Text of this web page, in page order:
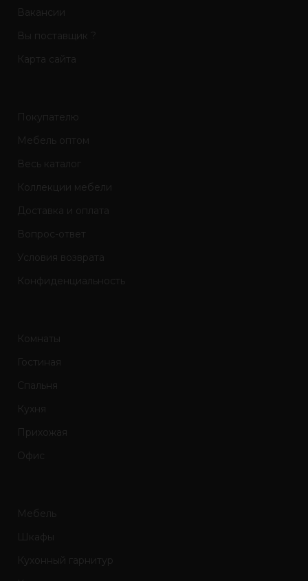
Вакансии
Вы поставщик ?
Карта сайта
Покупателю
Мебель оптом
Весь каталог
Коллекции мебели
Доставка и оплата
Вопрос-ответ
Условия возврата
Конфиденциальность
Комнаты
Гостиная
Спальня
Кухня
Прихожая
Офис
Мебель
Шкафы
Кухонный гарнитур